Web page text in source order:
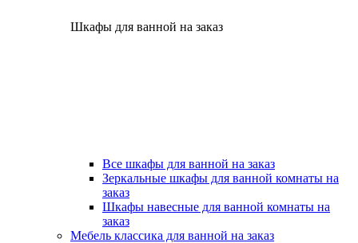
Шкафы для ванной на заказ
Все шкафы для ванной на заказ
Зеркальные шкафы для ванной комнаты на
заказ
Шкафы навесные для ванной комнаты на
заказ
Мебель классика для ванной на заказ